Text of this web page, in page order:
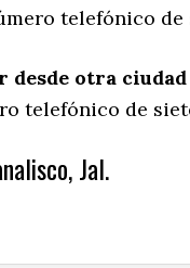
telefónico
desde otra
telefónico de
Jal.